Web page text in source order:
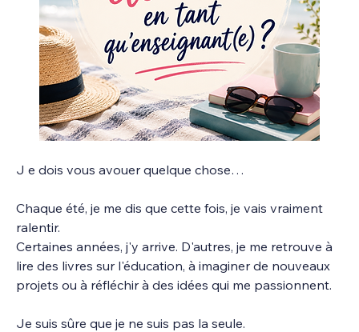
J e dois vous avouer quelque chose…
Chaque été, je me dis que cette fois, je vais vraiment
ralentir.
Certaines années, j'y arrive. D'autres, je me retrouve à
lire des livres sur l'éducation, à imaginer de nouveaux
projets ou à réfléchir à des idées qui me passionnent.
Je suis sûre que je ne suis pas la seule.